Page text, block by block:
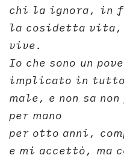
chi la ignora, in
la cosidetta vita,
vive.
Io che sono un
implicato in
male, e non sa
per mano
per otto anni,
e mi accettò, ma